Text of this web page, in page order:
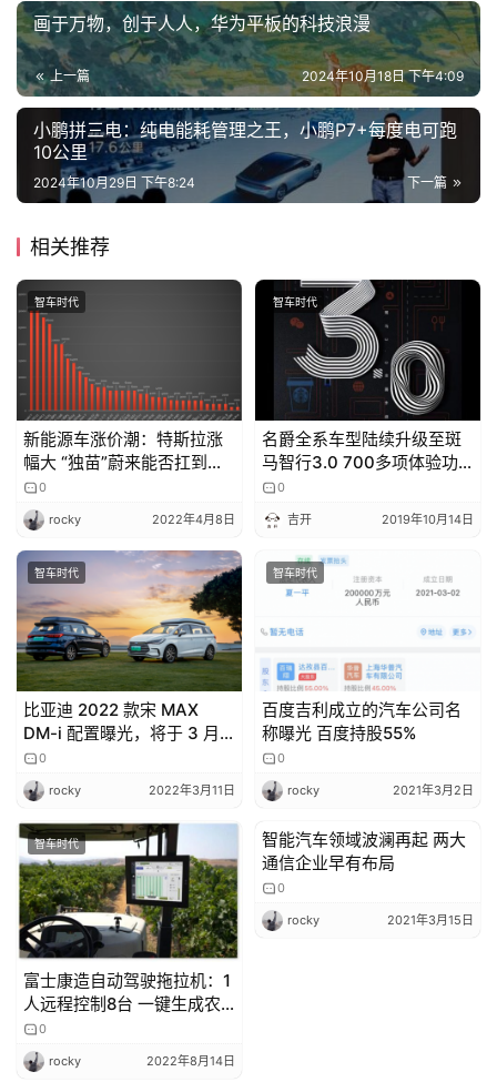
旅
行
车
讯
快
报
专
栏
吉
开
a
k
登录 注册
画于万物，创于人人，华为平板的科技浪漫
上一篇 2024年10月18日 下午4:09
小鹏拼三电：纯电能耗管理之王，小鹏P7+每度电可跑
10公里
下一篇
2024年10月29日 下午8:24
相关推荐
智车时代
新能源车涨价潮：特斯拉涨
幅大 “独苗”蔚来能否扛到最
后？
0
rocky 2022年4月8日
智车时代
名爵全系车型陆续升级至斑
马智行3.0 700多项体验功
能优化更有1000杯咖啡免费
送！
0
吉开 2019年10月14日
智车时代
比亚迪 2022 款宋 MAX
DM-i 配置曝光，将于 3 月
12 日上市
0
rocky 2022年3月11日
智车时代
百度吉利成立的汽车公司名
称曝光 百度持股55%
0
rocky 2021年3月2日
智车时代
富士康造自动驾驶拖拉机：1
人远程控制8台 一键生成农
业数据报告
0
rocky 2022年8月14日
智车时代
智能汽车领域波澜再起 两大
通信企业早有布局
0
rocky 2021年3月15日